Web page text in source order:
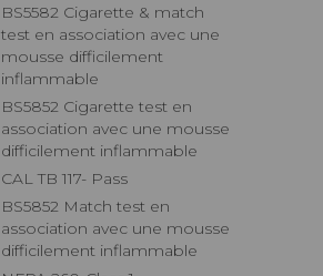
BS5582 Cigarette & match
test en association avec une
mousse difficilement
inflammable
BS5852 Cigarette test en
association avec une mousse
difficilement inflammable
CAL TB 117- Pass
BS5852 Match test en
association avec une mousse
difficilement inflammable